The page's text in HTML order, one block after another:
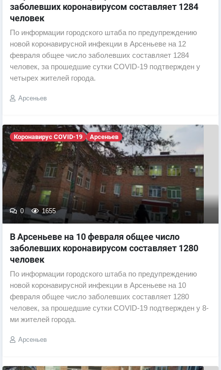
заболевших коронавирусом составляет 1284
человек
По информации городского штаба по предупреждению
новой коронавирусной инфекции в Арсеньеве на 12
февраля общее число заболевших составляет 1284
человек, за прошедшие сутки COVID-19 подтвержден у
четырех жителей города.
Арсеньев
Коронавирус COVID-19 Арсеньев
0 1655
В Арсеньеве на 10 февраля общее число
заболевших коронавирусом составляет 1280
человек
По информации городского штаба по предупреждению
новой коронавирусной инфекции в Арсеньеве на 10
февраля общее число заболевших составляет 1280
человек, за прошедшие сутки COVID-19 подтвержден у 8-
ми жителей города.
Арсеньев